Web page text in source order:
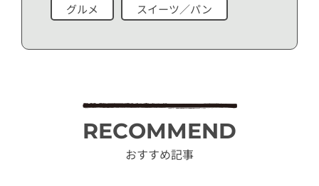
グルメ スイーツ／パン
RECOMMEND
おすすめ記事